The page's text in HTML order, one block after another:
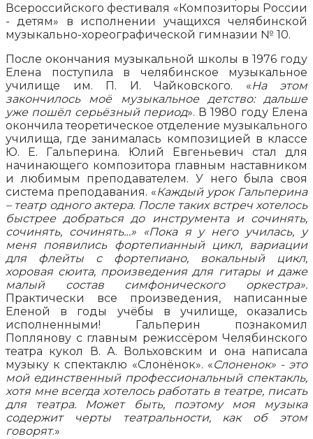
Всероссийского фестиваля «Композиторы России
- детям» в исполнении учащихся челябинской
музыкально-хореографической гимназии № 10.
После окончания музыкальной школы в 1976 году
Елена поступила в челябинское музыкальное
училище им. П. И. Чайковского. «На этом
закончилось моё музыкальное детство: дальше
уже пошёл серьёзный период». В 1980 году Елена
окончила теоретическое отделение музыкального
училища, где занималась композицией в классе
Ю. Е. Гальперина. Юлий Евгеньевич стал для
начинающего композитора главным наставником
и любимым преподавателем. У него была своя
система преподавания. «Каждый урок Гальперина
– театр одного актера. После таких встреч хотелось
быстрее добраться до инструмента и сочинять,
сочинять, сочинять…» «Пока я у него училась, у
меня появились фортепианный цикл, вариации
для флейты с фортепиано, вокальный цикл,
хоровая сюита, произведения для гитары и даже
малый состав симфонического оркестра».
Практически все произведения, написанные
Еленой в годы учёбы в училище, оказались
исполненными! Гальперин познакомил
Поплянову с главным режиссёром Челябинского
театра кукол В. А. Вольховским и она написала
музыку к спектаклю «Слонёнок». «Слоненок» - это
мой единственный профессиональный спектакль,
хотя мне всегда хотелось работать в театре, писать
для театра. Может быть, поэтому моя музыка
содержит черты театральности, как об этом
говорят.»